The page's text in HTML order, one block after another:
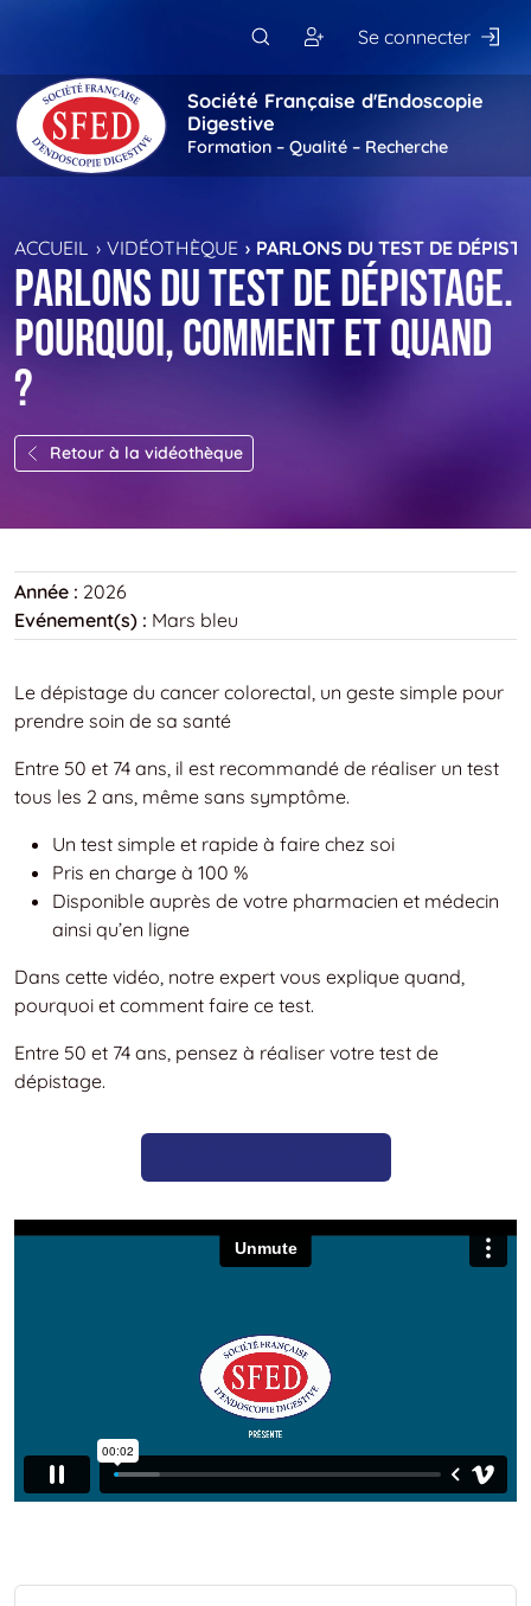
Se connecter
Société Française d'Endoscopie
Digestive
Formation – Qualité – Recherche
ACCUEIL VIDÉOTHÈQUE PARLONS DU TEST DE
Parlons du test de dépistage.
Pourquoi, comment et quand
?
Retour à la vidéothèque
Année : 2026
Evénement(s) : Mars bleu
Le dépistage du cancer colorectal, un geste simple pour
prendre soin de sa santé
Entre 50 et 74 ans, il est recommandé de réaliser un test
tous les 2 ans, même sans symptôme.
Un test simple et rapide à faire chez soi
Pris en charge à 100 %
Disponible auprès de votre pharmacien et médecin
ainsi qu’en ligne
Dans cette vidéo, notre expert vous explique quand,
pourquoi et comment faire ce test.
Entre 50 et 74 ans, pensez à réaliser votre test de
dépistage.